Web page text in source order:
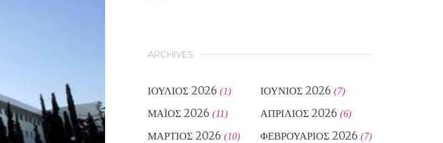
ARCHIVES
ΙΟΎΛΙΟΣ 2026 (1) ΙΟΎΝΙΟΣ 2026 (7)
ΜΆΙΟΣ 2026 (11) ΑΠΡΊΛΙΟΣ 2026 (6)
ΜΆΡΤΙΟΣ 2026 (10) ΦΕΒΡΟΥΆΡΙΟΣ 2026 (7)